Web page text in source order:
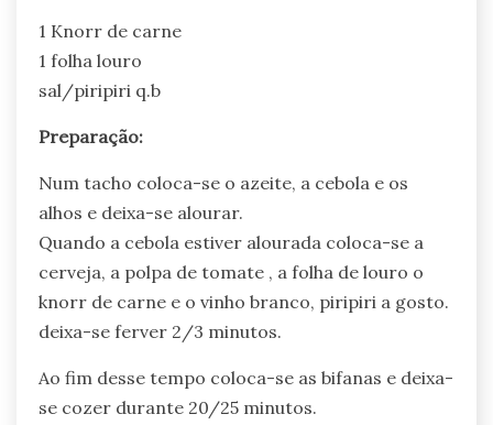
1 Knorr de carne
1 folha louro
sal/piripiri q.b
Preparação:
Num tacho coloca-se o azeite, a cebola e os
alhos e deixa-se alourar.
Quando a cebola estiver alourada coloca-se a
cerveja, a polpa de tomate , a folha de louro o
knorr de carne e o vinho branco, piripiri a gosto.
deixa-se ferver 2/3 minutos.
Ao fim desse tempo coloca-se as bifanas e deixa-
se cozer durante 20/25 minutos.